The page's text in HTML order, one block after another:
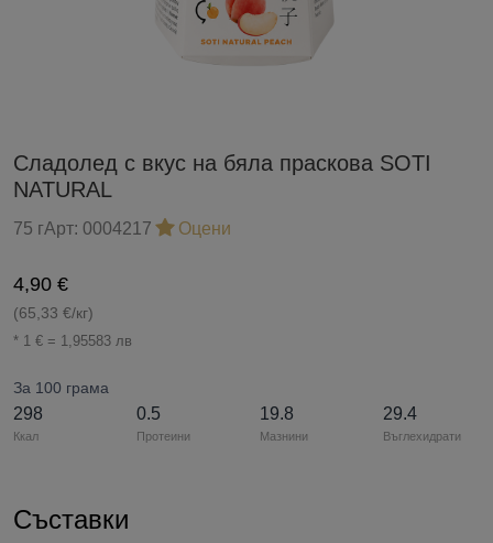
Сладолед с вкус на бяла праскова SOTI
NATURAL
75 гАрт: 0004217 Оцени
4,90 €
(65,33 €/кг)
* 1 € = 1,95583 лв
За 100 грама
298
Ккал
0.5
Протеини
19.8
Мазнини
29.4
Въглехидрати
Съставки